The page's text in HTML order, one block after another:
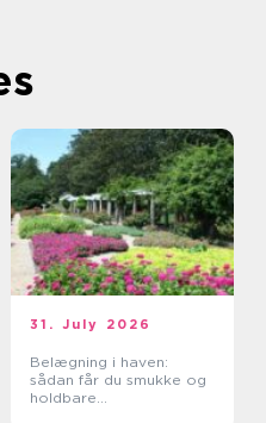
31. July 2026
Belægning i haven:
sådan får du smukke og
holdbare